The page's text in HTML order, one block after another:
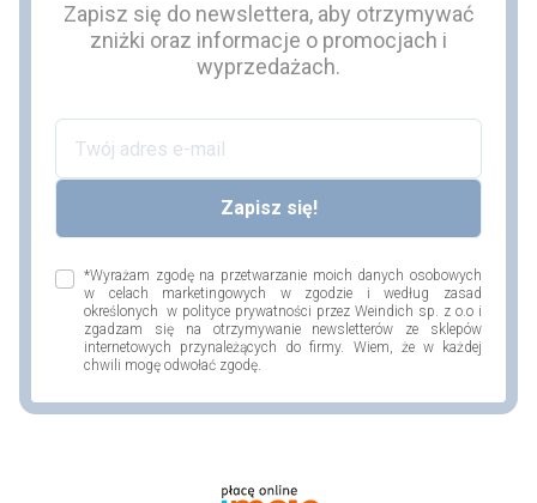
Zapisz się do newslettera, aby otrzymywać
zniżki oraz informacje o promocjach i
wyprzedażach.
*Wyrażam zgodę na przetwarzanie moich danych osobowych
w celach marketingowych w zgodzie i według zasad
określonych w polityce prywatności przez Weindich sp. z o.o i
zgadzam się na otrzymywanie newsletterów ze sklepów
internetowych przynależących do firmy. Wiem, że w każdej
chwili mogę odwołać zgodę.